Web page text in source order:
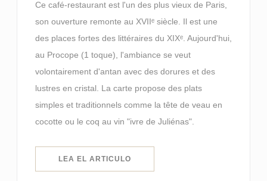
Ce café-restaurant est l'un des plus vieux de Paris,
son ouverture remonte au XVIIᵉ siècle. Il est une
des places fortes des littéraires du XIXᵉ. Aujourd'hui,
au Procope (1 toque), l'ambiance se veut
volontairement d'antan avec des dorures et des
lustres en cristal. La carte propose des plats
simples et traditionnels comme la tête de veau en
cocotte ou le coq au vin "ivre de Juliénas".
LEA EL ARTICULO((ABRE EN UNA NUEVA